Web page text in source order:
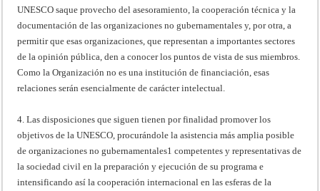
UNESCO saque provecho del asesoramiento, la cooperación técnica y la
documentación de las organizaciones no gubernamentales y, por otra, a
permitir que esas organizaciones, que representan a importantes sectores
de la opinión pública, den a conocer los puntos de vista de sus miembros.
Como la Organización no es una institución de financiación, esas
relaciones serán esencialmente de carácter intelectual.
4. Las disposiciones que siguen tienen por finalidad promover los
objetivos de la UNESCO, procurándole la asistencia más amplia posible
de organizaciones no gubernamentales1 competentes y representativas de
la sociedad civil en la preparación y ejecución de su programa e
intensificando así la cooperación internacional en las esferas de la